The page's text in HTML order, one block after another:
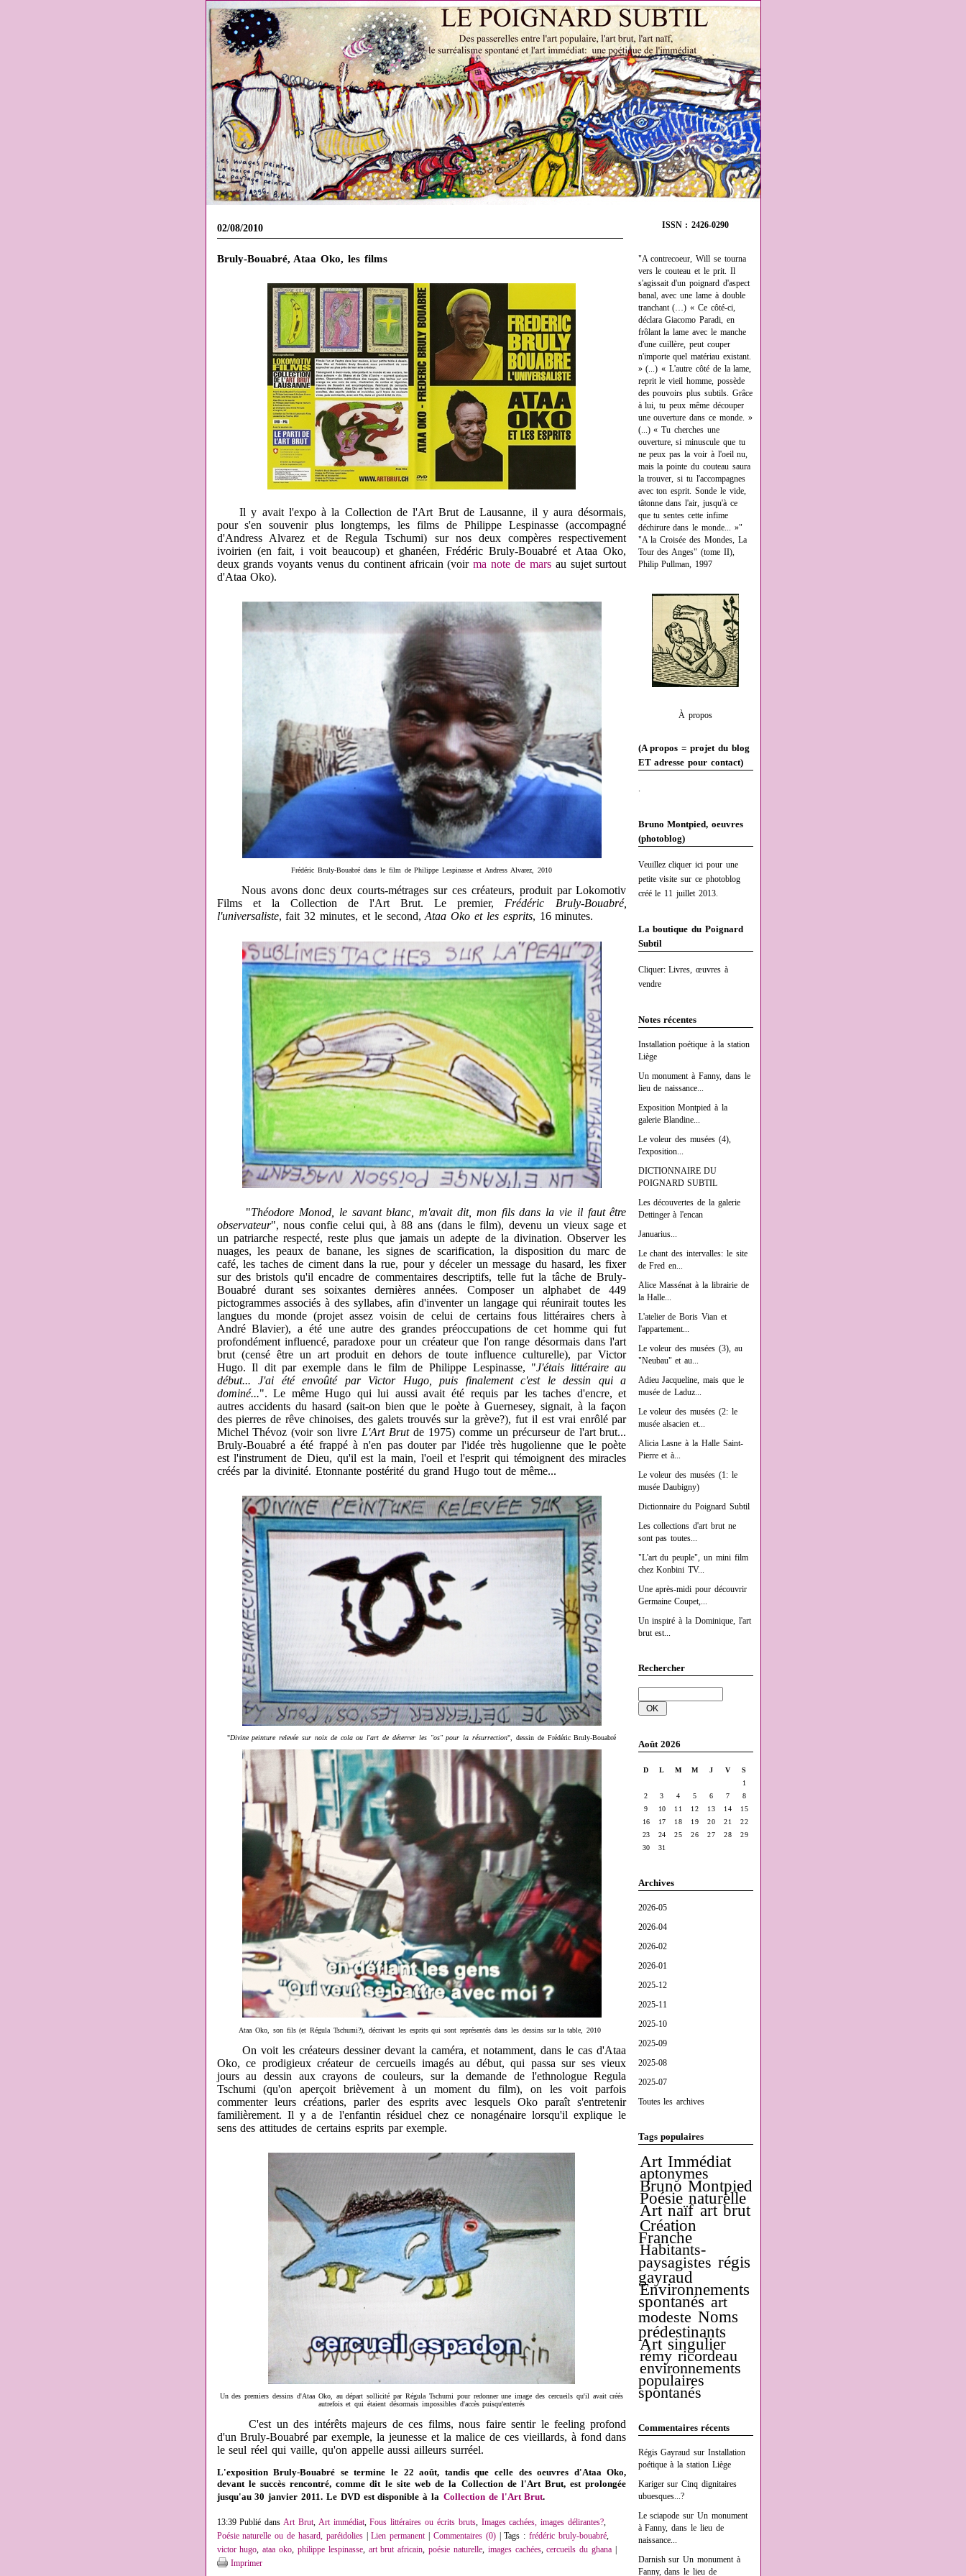
ISSN : 2426-0290
"A contrecoeur, Will se tourna
vers le couteau et le prit. Il
s'agissait d'un poignard d'aspect
banal, avec une lame à double
tranchant (…) « Ce côté-ci,
déclara Giacomo Paradi, en
frôlant la lame avec le manche
d'une cuillère, peut couper
n'importe quel matériau existant.
» (...) « L'autre côté de la lame,
reprit le vieil homme, possède
des pouvoirs plus subtils. Grâce
à lui, tu peux même découper
une ouverture dans ce monde. »
(...) « Tu cherches une
ouverture, si minuscule que tu
ne peux pas la voir à l'oeil nu,
mais la pointe du couteau saura
la trouver, si tu l'accompagnes
avec ton esprit. Sonde le vide,
tâtonne dans l'air, jusqu'à ce
que tu sentes cette infime
déchirure dans le monde... »"
"A la Croisée des Mondes, La
Tour des Anges" (tome II),
Philip Pullman, 1997
À propos
(A propos = projet du blog
ET adresse pour contact)
.
Bruno Montpied, oeuvres
(photoblog)
Veuillez cliquer ici pour une
petite visite sur ce photoblog
créé le 11 juillet 2013.
La boutique du Poignard
Subtil
Cliquer: Livres, œuvres à
vendre
Notes récentes
Installation poétique à la station
Liège
Un monument à Fanny, dans le
lieu de naissance...
Exposition Montpied à la
galerie Blandine...
Le voleur des musées (4),
l'exposition...
DICTIONNAIRE DU
POIGNARD SUBTIL
Les découvertes de la galerie
Dettinger à l'encan
Januarius...
Le chant des intervalles: le site
de Fred en...
Alice Massénat à la librairie de
la Halle...
L'atelier de Boris Vian et
l'appartement...
Le voleur des musées (3), au
"Neubau" et au...
Adieu Jacqueline, mais que le
musée de Laduz...
Le voleur des musées (2: le
musée alsacien et...
Alicia Lasne à la Halle Saint-
Pierre et à...
Le voleur des musées (1: le
musée Daubigny)
Dictionnaire du Poignard Subtil
Les collections d'art brut ne
sont pas toutes...
"L'art du peuple", un mini film
chez Konbini TV...
Une après-midi pour découvrir
Germaine Coupet,...
Un inspiré à la Dominique, l'art
brut est...
Rechercher
Août 2026
D L M M J V
S
1
2
3 4 5 6 7
8
9
10 11 12 13 14
15
16
17 18 19 20 21
22
23
24 25 26 27 28
29
30
31
Archives
2026-05
2026-04
2026-02
2026-01
2025-12
2025-11
2025-10
2025-09
2025-08
2025-07
Toutes les archives
Tags populaires
Art Immédiat
aptonymes
Bruno Montpied
Poésie naturelle
Art naïf art brut
Création
Franche
Habitants-
paysagistes régis
gayraud
Environnements
spontanés art
modeste Noms
prédestinants
Art singulier
rémy ricordeau
environnements
populaires
spontanés
Commentaires récents
Régis Gayraud surInstallation
poétique à la station Liège
KarigersurCinq dignitaires
ubuesques...?
Le sciapode surUn monument
à Fanny, dans le lieu de
naissance...
DarnishsurUn monument à
Fanny, dans le lieu de
02/08/2010
Bruly-Bouabré, Ataa Oko, les films
Il y avait l'expo à la Collection de l'Art Brut de Lausanne, il y aura désormais,
pour s'en souvenir plus longtemps, les films de Philippe Lespinasse (accompagné
d'Andress Alvarez et de Regula Tschumi) sur nos deux compères respectivement
ivoirien (en fait, i voit beaucoup) et ghanéen, Frédéric Bruly-Bouabré et Ataa Oko,
deux grands voyants venus du continent africain (voirma note de marsau sujet surtout
d'Ataa Oko).
Frédéric Bruly-Bouabré dans le film de Philippe Lespinasse et Andress Alvarez, 2010
Nous avons donc deux courts-métrages sur ces créateurs, produit par Lokomotiv
Films et la Collection de l'Art Brut. Le premier,Frédéric Bruly-Bouabré,
l'universaliste, fait 32 minutes, et le second,Ataa Oko et les esprits, 16 minutes.
"Théodore Monod, le savant blanc, m'avait dit, mon fils dans la vie il faut être
observateur", nous confie celui qui, à 88 ans (dans le film), devenu un vieux sage et
un patriarche respecté, reste plus que jamais un adepte de la divination. Observer les
nuages, les peaux de banane, les signes de scarification, la disposition du marc de
café, les taches de ciment dans la rue, pour y déceler un message du hasard, les fixer
sur des bristols qu'il encadre de commentaires descriptifs, telle fut la tâche de Bruly-
Bouabré durant ses soixantes dernières années. Composer un alphabet de 449
pictogrammes associés à des syllabes, afin d'inventer un langage qui réunirait toutes les
langues du monde (projet assez voisin de celui de certains fous littéraires chers à
André Blavier), a été une autre des grandes préoccupations de cet homme qui fut
profondément influencé, paradoxe pour un créateur que l'on range désormais dans l'art
brut (censé être un art produit en dehors de toute influence culturelle), par Victor
Hugo. Il dit par exemple dans le film de Philippe Lespinasse, "J'étais littéraire au
début... J'ai été envoûté par Victor Hugo, puis finalement c'est le dessin qui a
dominé...". Le même Hugo qui lui aussi avait été requis par les taches d'encre, et
autres accidents du hasard (sait-on bien que le poète à Guernesey, signait, à la façon
des pierres de rêve chinoises, des galets trouvés sur la grève?), fut il est vrai enrôlé par
Michel Thévoz (voir son livre L'Art Brutde 1975) comme un précurseur de l'art brut...
Bruly-Bouabré a été frappé à n'en pas douter par l'idée très hugolienne que le poète
est l'instrument de Dieu, qu'il est la main, l'oeil et l'esprit qui témoignent des miracles
créés par la divinité. Etonnante postérité du grand Hugo tout de même...
"Divine peinture relevée sur noix de cola ou l'art de déterrer les "os" pour la résurrection", dessin de Frédéric Bruly-Bouabré
Ataa Oko, son fils (et Régula Tschumi?), décrivant les esprits qui sont représentés dans les dessins sur la table, 2010
On voit les créateurs dessiner devant la caméra, et notamment, dans le cas d'Ataa
Oko, ce prodigieux créateur de cercueils imagés au début, qui passa sur ses vieux
jours au dessin aux crayons de couleurs, sur la demande de l'ethnologue Regula
Tschumi (qu'on aperçoit brièvement à un moment du film), on les voit parfois
commenter leurs créations, parler des esprits avec lesquels Oko paraît s'entretenir
familièrement. Il y a de l'enfantin résiduel chez ce nonagénaire lorsqu'il explique le
sens des attitudes de certains esprits par exemple.
Un des premiers dessins d'Ataa Oko, au départ sollicité par Régula Tschumi pour redonner une image des cercueils qu'il avait créés
autrefois et qui étaient désormais impossibles d'accès puisqu'enterrés
C'est un des intérêts majeurs de ces films, nous faire sentir le feeling profond
d'un Bruly-Bouabré par exemple, la jeunesse et la malice de ces vieillards, à fond dans
le seul réel qui vaille, qu'on appelle aussi ailleurs surréel.
L'exposition Bruly-Bouabré se termine le 22 août, tandis que celle des oeuvres d'Ataa Oko,
devant le succès rencontré, comme dit le site web de la Collection de l'Art Brut, est prolongée
jusqu'au 30 janvier 2011. Le DVD est disponible à la Collection de l'Art Brut.
13:39 Publié dansArt Brut, Art immédiat,Fous littéraires ou écrits bruts, Images cachées, images délirantes?,
Poésie naturelle ou de hasard, paréidolies|Lien permanent| Commentaires (0)| Tags :frédéric bruly-bouabré,
victor hugo,ataa oko, philippe lespinasse, art brut africain,poésie naturelle, images cachées,cercueils du ghana
Imprimer